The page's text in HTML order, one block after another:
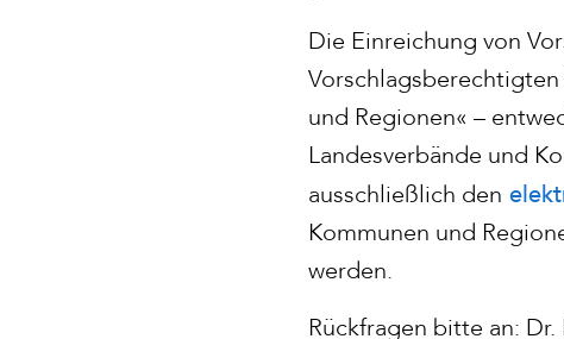
Die Einreichung von
und Regionen« –
Landesverbände und
ausschließlich den
Kommunen und
werden.
Rückfragen bitte an: